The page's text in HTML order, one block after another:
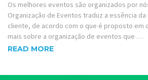
Os melhores eventos são organizados por
Organização de Eventos traduz a essência
cliente, de acordo com o que é proposto em
mais sobre a organização de eventos que …
READ MORE